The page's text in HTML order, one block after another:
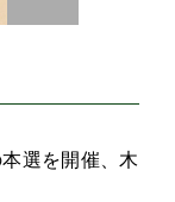
選を開催、木